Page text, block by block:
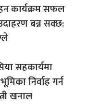
कार्यक्रम सफल
उदाहरण बन्न सक्छ:
सहकार्यमा
निर्वाह गर्न
खनाल